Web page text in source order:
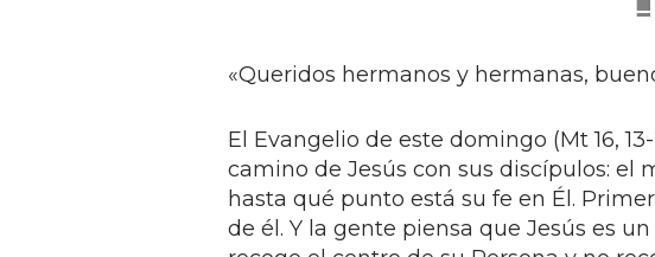
«Queridos hermanos y hermanas,
El Evangelio de este domingo (Mt 16,
camino de Jesús con sus discípulos:
hasta qué punto está su fe en Él.
de él. Y la gente piensa que Jesús es